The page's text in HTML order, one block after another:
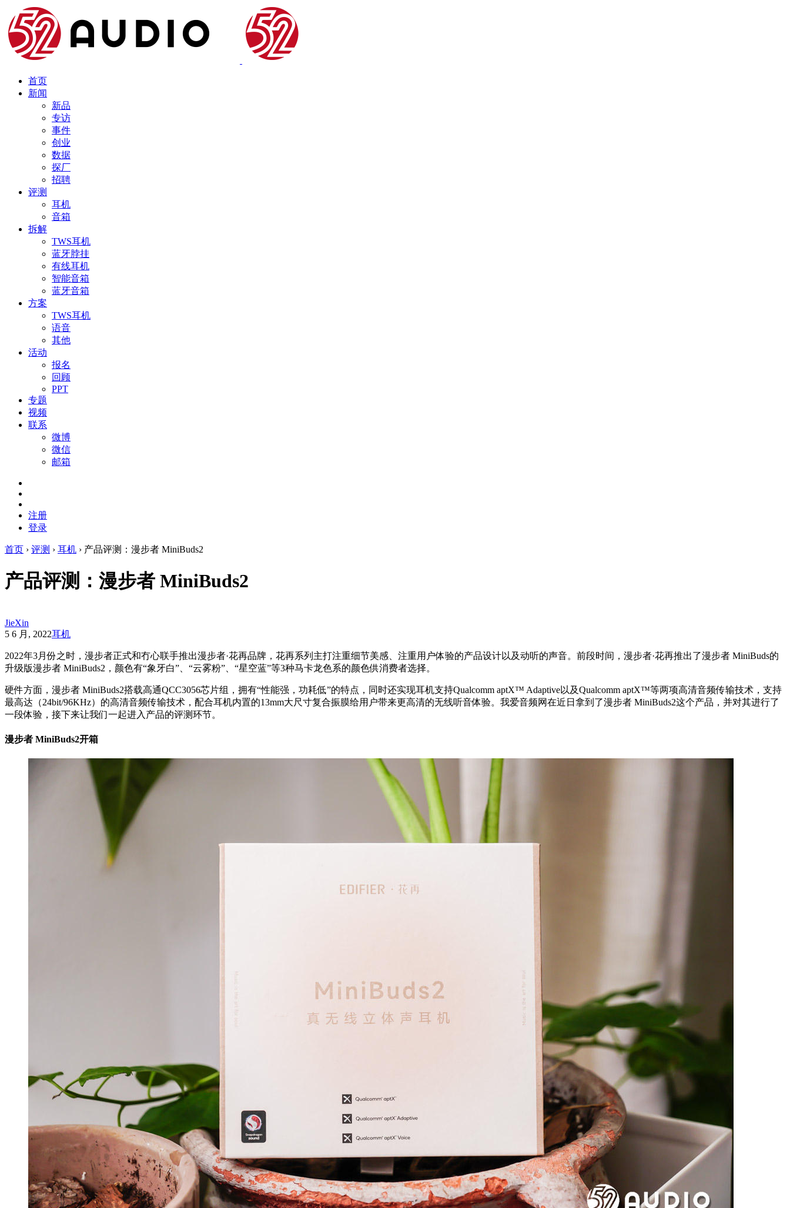
首页
新闻
新品
专访
事件
创业
数据
探厂
招聘
评测
耳机
音箱
拆解
TWS耳机
蓝牙脖挂
有线耳机
智能音箱
蓝牙音箱
方案
TWS耳机
语音
其他
活动
报名
回顾
PPT
专题
视频
联系
微博
微信
邮箱
注册
登录
首页 › 评测 › 耳机 › 产品评测：漫步者 MiniBuds2
产品评测：漫步者 MiniBuds2
JieXin
5 6 月, 2022耳机
2022年3月份之时，漫步者正式和冇心联手推出漫步者·花再品牌，花再系列主打注重细节美感、注重用户体验的产品设计以及动听的声音。前段时间，漫步者·花再推出了漫步者 MiniBuds的
升级版漫步者 MiniBuds2，颜色有“象牙白”、“云雾粉”、“星空蓝”等3种马卡龙色系的颜色供消费者选择。
硬件方面，漫步者 MiniBuds2搭载高通QCC3056芯片组，拥有“性能强，功耗低”的特点，同时还实现耳机支持Qualcomm aptX™ Adaptive以及Qualcomm aptX™等两项高清音频传输技术，支持
最高达（24bit/96KHz）的高清音频传输技术，配合耳机内置的13mm大尺寸复合振膜给用户带来更高清的无线听音体验。我爱音频网在近日拿到了漫步者 MiniBuds2这个产品，并对其进行了
一段体验，接下来让我们一起进入产品的评测环节。
漫步者 MiniBuds2开箱